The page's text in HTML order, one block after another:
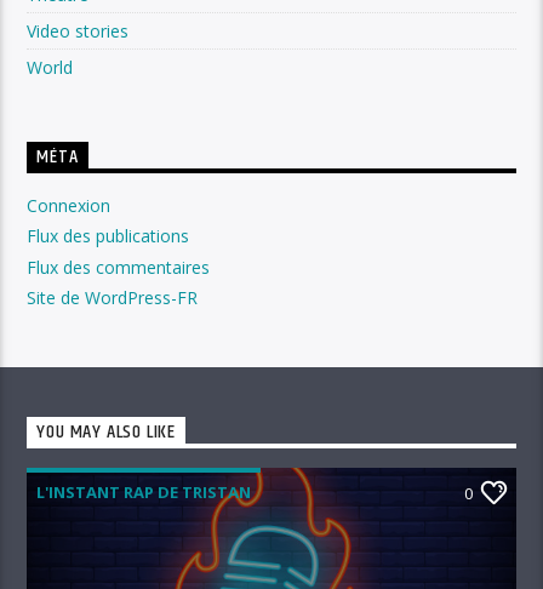
Video stories
World
MÉTA
Connexion
Flux des publications
Flux des commentaires
Site de WordPress-FR
YOU MAY ALSO LIKE
L'INSTANT RAP DE TRISTAN 0